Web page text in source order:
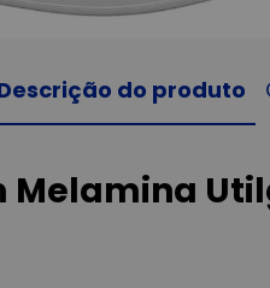
do produto